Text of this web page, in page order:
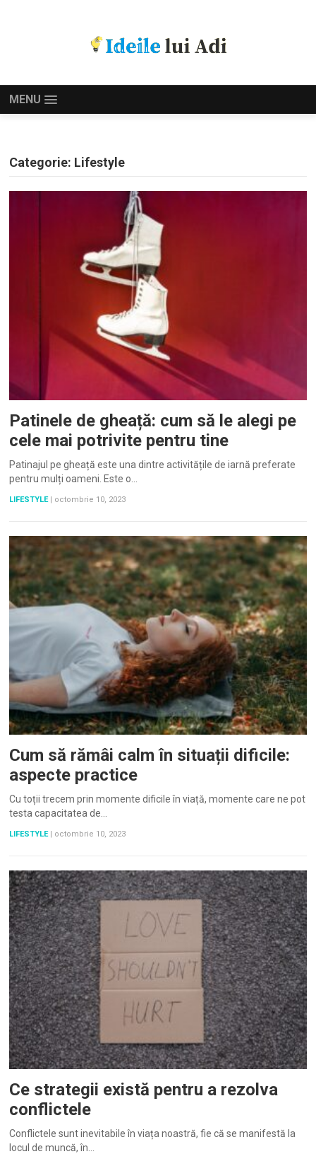
MENU
Categorie: Lifestyle
Patinele de gheață: cum să le alegi pe
cele mai potrivite pentru tine
Patinajul pe gheață este una dintre activitățile de iarnă preferate
pentru mulți oameni. Este o…
LIFESTYLE octombrie 10, 2023
Cum să rămâi calm în situații dificile:
aspecte practice
Cu toții trecem prin momente dificile în viață, momente care ne pot
testa capacitatea de…
LIFESTYLE | octombrie 10, 2023
Ce strategii există pentru a rezolva
conflictele
Conflictele sunt inevitabile în viața noastră, fie că se manifestă la
locul de muncă, în…
ARTICOLE